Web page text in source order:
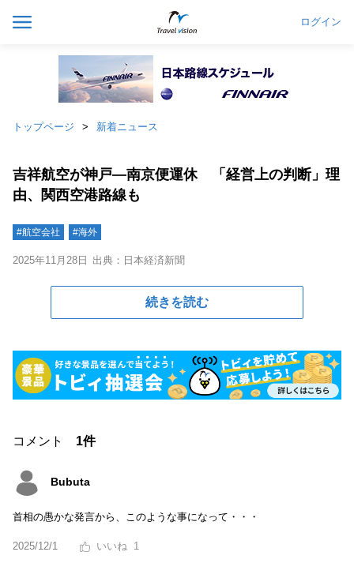
ログイン
トップページ 新着ニュース
吉祥航空が神戸―南京便運休 「経営上の判断」理
由、関西空港路線も
#航空会社 #海外
2025年11月28日 出典：日本経済新聞
続きを読む
コメント 1件
Bubuta
首相の愚かな発言から、このような事になって・・・
2025/12/1 1